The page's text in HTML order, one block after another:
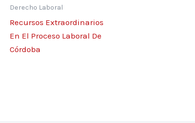
Derecho Laboral
Recursos Extraordinarios
En El Proceso Laboral De
Córdoba